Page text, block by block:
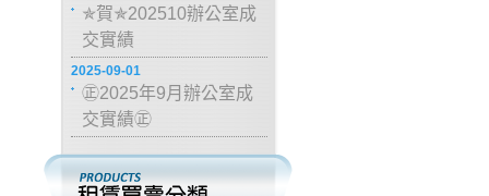
✯賀✯202510辦公室成
交實績
2025-09-01
㊣2025年9月辦公室成
交實績㊣